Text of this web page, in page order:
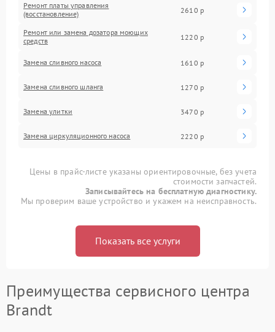
Ремонт платы управления
(восстановление)
2610 р
Ремонт или замена дозатора моющих
средств
1220 р
Замена сливного насоса 1610 р
Замена сливного шланга 1270 р
Замена улитки 3470 р
Замена циркуляционного насоса 2220 р
Цены в прайс-листе указаны ориентировочные, без учета
стоимости запчастей.
Записывайтесь на бесплатную диагностику.
Мы проверим ваше устройство и укажем на неисправность.
Показать все услуги
Преимущества сервисного центра
Brandt